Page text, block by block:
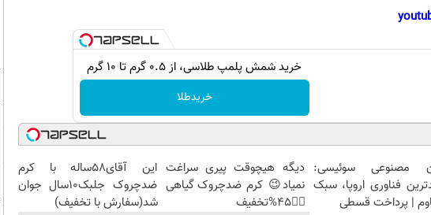
خرید شمش پلمپ طلاسی، از ۰.۵ گرم تا ۱۰ گرم
خریدطلا
مصنوعی سوئیسی:
فناوری اروپا، سبک
| پرداخت قسطی
دیگه هیچوقت پیری سراغت
نمیاد😉 کرم ضدچروک گیاهی
👈🏻45%تخفیف
این آقای58ساله با کرم
ضدچروک جلبک10سال جوان
شد(سفارش با تخفیف)